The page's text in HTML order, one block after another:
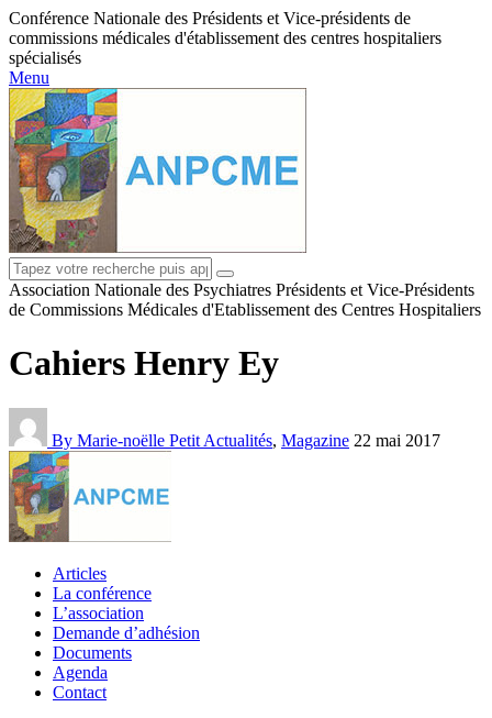
Conférence Nationale des Présidents et Vice-présidents de
commissions médicales d'établissement des centres hospitaliers
spécialisés
Menu
Association Nationale des Psychiatres Présidents et Vice-Présidents
de Commissions Médicales d'Etablissement des Centres Hospitaliers
Cahiers Henry Ey
By Marie-noëlle Petit Actualités, Magazine 22 mai 2017
Articles
La conférence
L’association
Demande d’adhésion
Documents
Agenda
Contact